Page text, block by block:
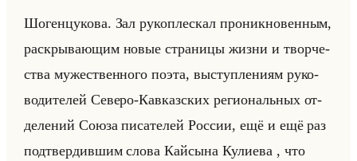
Шо­ген­цу­ко­ва. Зал ру­ко­плес­кал про­ник­но­вен­ным,
рас­кры­ва­ющим новые стра­ни­цы жизни и твор­че­
ства му­же­ствен­но­го поэта, вы­ступ­ле­ни­ям ру­ко­
во­ди­те­лей Се­ве­ро-Кав­каз­ских ре­ги­ональных от­
де­ле­ний Союза пи­са­те­лей Рос­сии, ещё и ещё раз
под­твер­див­шим слова Кайсы­на Ку­ли­ева , что